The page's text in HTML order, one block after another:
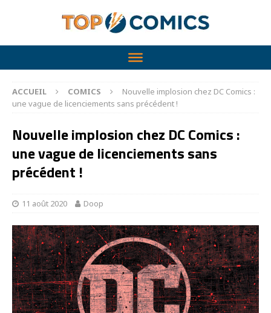
ACCUEIL COMICS
Nouvelle implosion chez DC Comics :
une vague de licenciements sans précédent !
Nouvelle implosion chez DC Comics :
une vague de licenciements sans
précédent !
11 août 2020 Doop